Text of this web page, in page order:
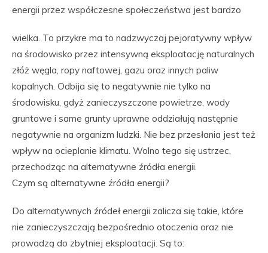
energii przez współczesne społeczeństwa jest bardzo
wielka. To przykre ma to nadzwyczaj pejoratywny wpływ
na środowisko przez intensywną eksploatację naturalnych
złóż węgla, ropy naftowej, gazu oraz innych paliw
kopalnych. Odbija się to negatywnie nie tylko na
środowisku, gdyż zanieczyszczone powietrze, wody
gruntowe i same grunty uprawne oddziałują następnie
negatywnie na organizm ludzki. Nie bez przesłania jest też
wpływ na ocieplanie klimatu. Wolno tego się ustrzec,
przechodząc na alternatywne źródła energii.
Czym są alternatywne źródła energii?
Do alternatywnych źródeł energii zalicza się takie, które
nie zanieczyszczają bezpośrednio otoczenia oraz nie
prowadzą do zbytniej eksploatacji. Są to: